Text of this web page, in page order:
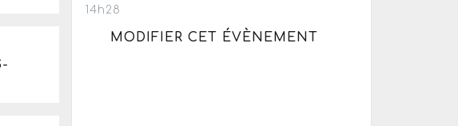
14h28
MODIFIER CET ÉVÈNEMENT